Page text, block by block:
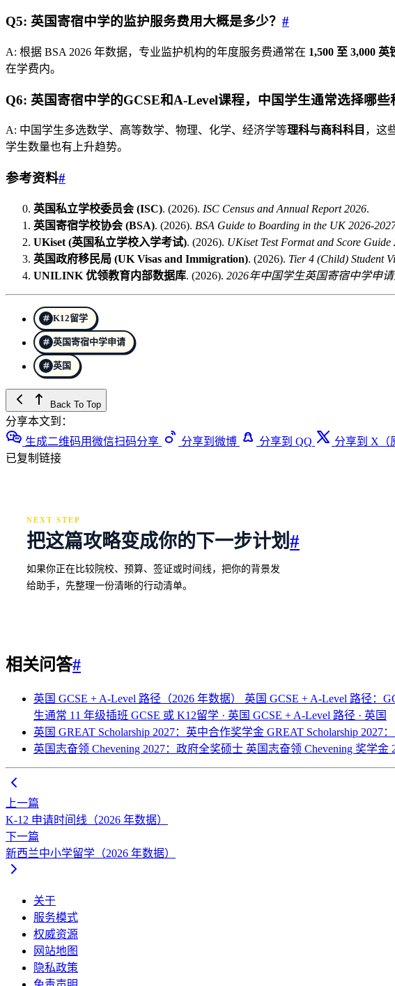
Q5: 英国寄宿中学的监护服务费用大概是多少？ #
A: 根据 BSA 2026 年数据，专业监护机构的年度服务费通常在 1,500 至 3,000 英
在学费内。
Q6: 英国寄宿中学的GCSE和A-Level课程，中国学生通常选择哪些
A: 中国学生多选数学、高等数学、物理、化学、经济学等理科与商科科目 ，这
学生数量也有上升趋势。
参考资料#
英国私立学校委员会 (ISC). (2026). ISC Census and Annual Report 2026.
英国寄宿学校协会 (BSA). (2026). BSA Guide to Boarding in the UK 2026-
UKiset (英国私立学校入学考试). (2026). UKiset Test Format and Score Guide
英国政府移民局 (UK Visas and Immigration). (2026). Tier 4 (Child) Student
UNILINK 优领教育内部数据库. (2026). 2026年中国学生英国寄宿中学申
K12留学
英国寄宿中学申请
英国
Back To Top
分享本文到：
生成二维码用微信扫码分享
分享到微博 分享到 QQ 分享到 X（
已复制链接
NEXT STEP
把这篇攻略变成你的下一步计划#
如果你正在比较院校、预算、签证或时间线，把你的背景发
给助手，先整理一份清晰的行动清单。
相关问答#
英国 GCSE + A-Level 路径（2026 年数据） 英国 GCSE + A-Level 路径：
生通常 11 年级插班 GCSE 或 K12留学 · 英国 GCSE + A-Level 路径 · 英国
英国 GREAT Scholarship 2027：英中合作奖学金 GREAT Scholarship 2027
英国志奋领 Chevening 2027：政府全奖硕士 英国志奋领 Chevening 奖学
上一篇
K-12 申请时间线（2026 年数据）
下一篇
新西兰中小学留学（2026 年数据）
关于
服务模式
权威资源
网站地图
隐私政策